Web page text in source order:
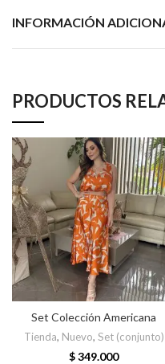
INFORMACIÓN
PRODUCTOS
Set Colección Americana
Tienda, Nuevo, Set (conjunto)
$349.000